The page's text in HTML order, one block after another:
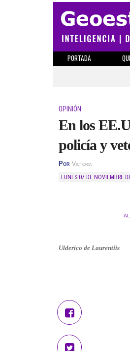
PORTADA
OPINIÓN
En los
policía y
Por Victoria
LUNES 07 DE NOVIEMBRE
Ulderico de Laurentiis